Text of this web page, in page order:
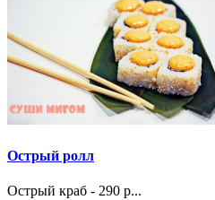
Острый ролл
Острый краб - 290 р...